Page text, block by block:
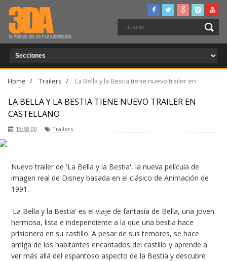
Home / Trailers /
La Bella y la Bestia tiene nuevo trailer en
castellano
LA BELLA Y LA BESTIA TIENE NUEVO TRAILER EN
CASTELLANO
13:58:00 Trailers
Nuevo trailer de 'La Bella y la Bestia', la nueva película de
imagen real de Disney basada en el clásico de Animación de
1991.
'La Bella y la Bestia' es el viaje de fantasía de Bella, una joven
hermosa, lista e independiente a la que una bestia hace
prisionera en su castillo. A pesar de sus temores, se hace
amiga de los habitantes encantados del castillo y aprende a
ver más allá del espantoso aspecto de la Bestia y descubre